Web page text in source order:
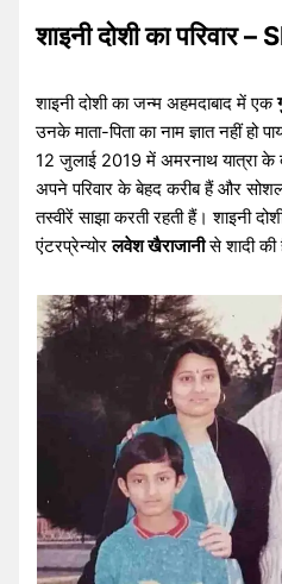
शाइनी दोशी का
शाइनी दोशी का जन्म अहमदाबाद में एक
उनके माता-पिता का नाम ज्ञात नहीं हो
12 जुलाई 2019 में अमरनाथ यात्रा के
अपने परिवार के बेहद करीब हैं और
तस्वीरें साझा करती रहती हैं। शाइनी
एंटरप्रेन्योरलवेश खैराजानीसे शादी की